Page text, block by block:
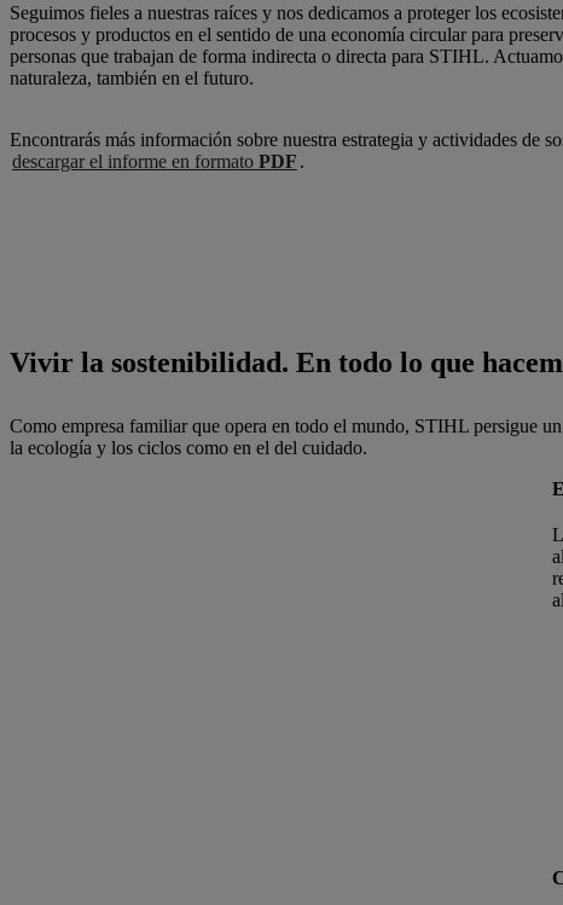
Seguimos fieles a nuestras raíces y nos dedicamos a proteger los
procesos y productos en el sentido de una economía circular para
personas que trabajan de forma indirecta o directa para STIHL.
naturaleza, también en el futuro.
Encontrarás más información sobre nuestra estrategia y actividades de
descargar el informe en formato PDF .
Vivir la sostenibilidad. En todo lo que
Como empresa familiar que opera en todo el mundo, STIHL persigue
la ecología y los ciclos como en el del cuidado.